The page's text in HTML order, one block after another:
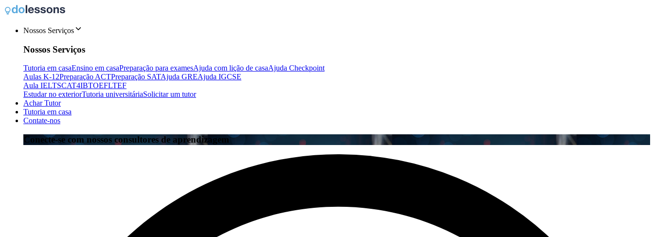
Nossos Serviços
Nossos Serviços
Tutoria em casaEnsino em casaPreparação para examesAjuda com lição de casaAjuda Checkpoint
Aulas K-12Preparação ACTPreparação SATAjuda GREAjuda IGCSE
Aula IELTSCAT4IBTOEFLTEF
Estudar no exteriorTutoria universitáriaSolicitar um tutor
Achar Tutor
Tutoria em casa
Contate-nos
Conecte-se com nossos consultores de aprendizagem